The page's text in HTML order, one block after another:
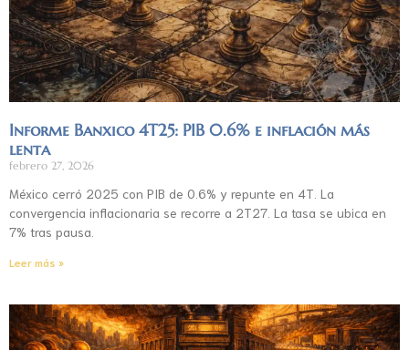
Informe Banxico 4T25: PIB 0.6% e inflación más
lenta
febrero 27, 2026
México cerró 2025 con PIB de 0.6% y repunte en 4T. La
convergencia inflacionaria se recorre a 2T27. La tasa se ubica en
7% tras pausa.
Leer más »